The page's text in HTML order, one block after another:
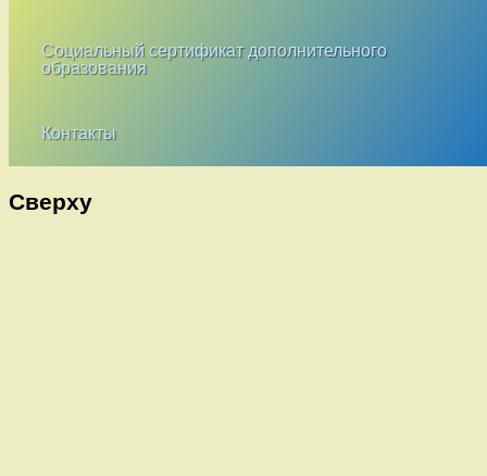
Социальный сертификат дополнительного
образования
Контакты
Сверху